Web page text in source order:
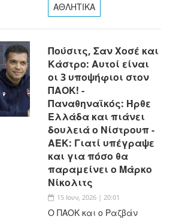
ΑΘΛΗΤΙΚΑ
Πούσιτς, Σαν Χοσέ και
Κάστρο: Αυτοί είναι
οι 3 υποψήφιοι στον
ΠΑΟΚ! -
Παναθηναϊκός: Ήρθε
Ελλάδα και πιάνει
δουλειά ο Νίστρουπ -
ΑΕΚ: Γιατί υπέγραψε
και για πόσο θα
παραμείνει ο Μάρκο
Νίκολιτς
15 Ιουν, 2026 | 20:01
Ο ΠΑΟΚ και ο Ραζβάν